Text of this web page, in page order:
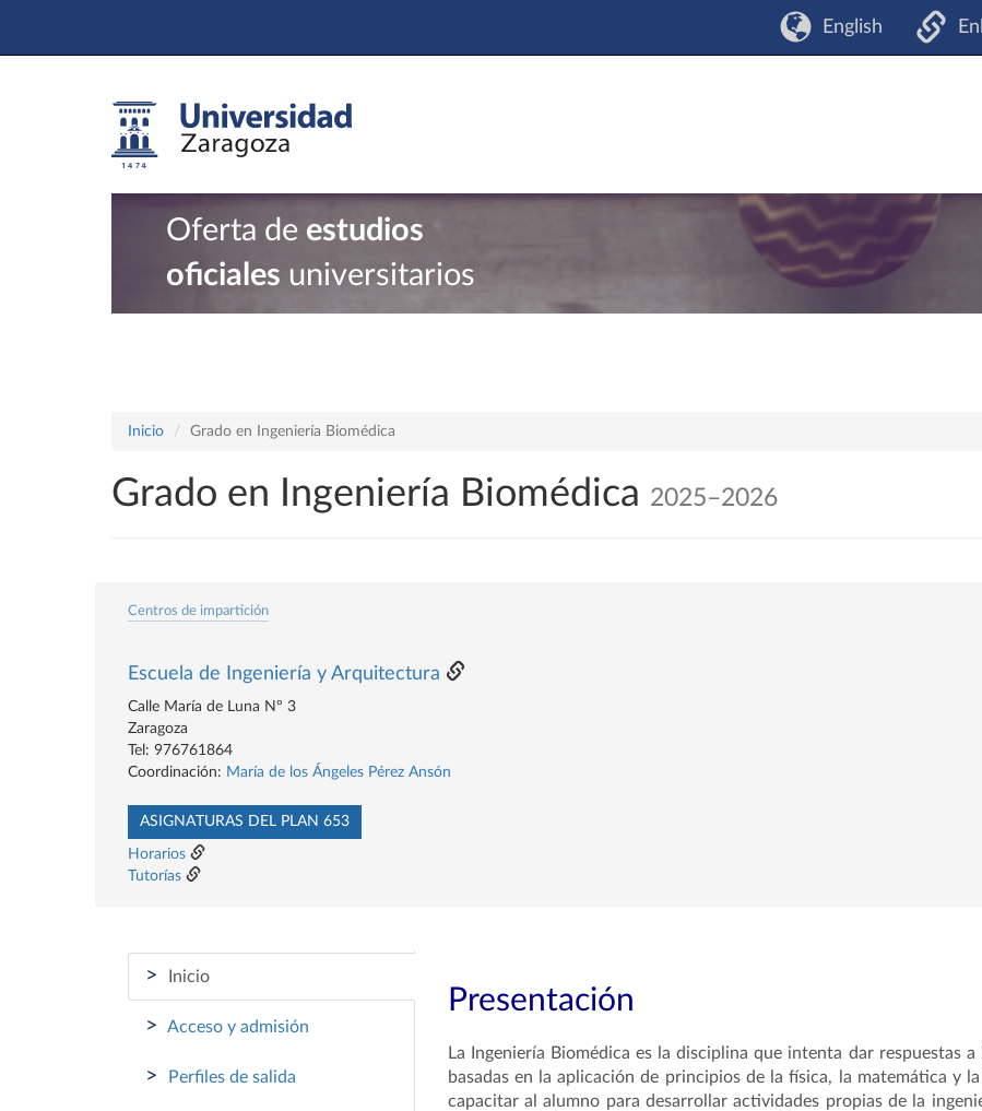
English
Oferta de estudios
oficiales universitarios
Inicio Grado en Ingeniería Biomédica
Grado en Ingeniería Biomédica 2025–2026
Centros de impartición
Escuela de Ingeniería y Arquitectura
Calle María de Luna Nº 3
Zaragoza
Tel: 976761864
Coordinación: María de los Ángeles Pérez Ansón
ASIGNATURAS DEL PLAN 653
Horarios
Tutorías
> Inicio
> Acceso y admisión
> Perfiles de salida
Presentación
La Ingeniería Biomédica es la disciplina que intenta dar respuestas
basadas en la aplicación de principios de la física, la matemática y
capacitar al alumno para desarrollar actividades propias de la